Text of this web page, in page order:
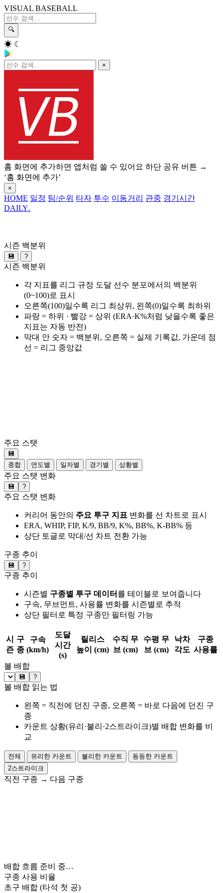
VISUAL BASEBALL
🔍
☀ ☾
×
홈 화면에 추가하면 앱처럼 쓸 수 있어요 하단 공유 버튼 →
‘홈 화면에 추가’
×
HOME 일정 팀/순위 타자 투수 이동거리 관중 경기시간
DAILY.
시즌 백분위
💾 ?
시즌 백분위
각 지표를 리그 규정 도달 선수 분포에서의 백분위
(0~100)로 표시
오른쪽(100)일수록 리그 최상위, 왼쪽(0)일수록 최하위
파랑 = 하위 · 빨강 = 상위 (ERA·K%처럼 낮을수록 좋은
지표는 자동 반전)
막대 안 숫자 = 백분위, 오른쪽 = 실제 기록값, 가운데 점
선 = 리그 중앙값
주요 스탯
💾
종합
연도별 일자별 경기별 상황별
주요 스탯 변화
💾 ?
주요 스탯 변화
커리어 동안의 주요 투구 지표 변화를 선 차트로 표시
ERA, WHIP, FIP, K/9, BB/9, K%, BB%, K-BB% 등
상단 토글로 막대/선 차트 전환 가능
구종 추이
💾 ?
구종 추이
시즌별 구종별 투구 데이터 를 테이블로 보여줍니다
구속, 무브먼트, 사용률 변화를 시즌별로 추적
상단 필터로 특정 구종만 필터링 가능
시
즌
구
종
구속
(km/h)
도달
시간
(s)
릴리스
높이 (cm)
수직 무
브 (cm)
수평 무
브 (cm)
낙차
각도
구종
사용률
볼 배합
💾 ?
볼 배합 읽는 법
왼쪽 = 직전에 던진 구종, 오른쪽 = 바로 다음에 던진 구
종
카운트 상황(유리·불리·2스트라이크)별 배합 변화를 비
교
전체 유리한 카운트 불리한 카운트
동등한 카운트
2스트라이크
직전 구종 → 다음 구종
배합 흐름 준비 중…
구종 사용 비율
초구 배합 (타석 첫 공)